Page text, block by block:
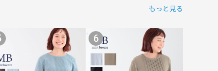
もっと見る
6